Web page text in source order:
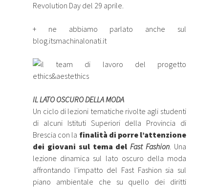
Revolution Day del 29 aprile.
+ ne abbiamo parlato anche sul
blog.itsmachinalonati.it
IL LATO OSCURO DELLA MODA
Un ciclo di lezioni tematiche rivolte agli studenti
di alcuni Istituti Superiori della Provincia di
Brescia con la finalità di porre l’attenzione
dei giovani sul tema delFast Fashion. Una
lezione dinamica sul lato oscuro della moda
affrontando l'impatto del Fast Fashion sia sul
piano ambientale che su quello dei diritti